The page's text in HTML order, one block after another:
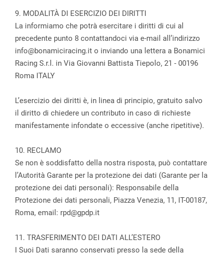
9. MODALITÀ DI ESERCIZIO DEI DIRITTI
La informiamo che potrà esercitare i diritti di cui al
precedente punto 8 contattandoci via e-mail all’indirizzo
info@bonamiciracing.it o inviando una lettera a Bonamici
Racing S.r.l. in Via Giovanni Battista Tiepolo, 21 - 00196
Roma ITALY
L’esercizio dei diritti è, in linea di principio, gratuito salvo
il diritto di chiedere un contributo in caso di richieste
manifestamente infondate o eccessive (anche ripetitive).
10. RECLAMO
Se non è soddisfatto della nostra risposta, può contattare
l’Autorità Garante per la protezione dei dati (Garante per la
protezione dei dati personali): Responsabile della
Protezione dei dati personali, Piazza Venezia, 11, IT-00187,
Roma, email: rpd@gpdp.it
11. TRASFERIMENTO DEI DATI ALL’ESTERO
I Suoi Dati saranno conservati presso la sede della